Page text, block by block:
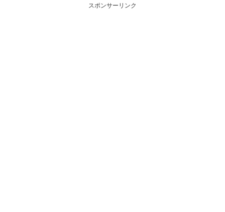
スポンサーリンク